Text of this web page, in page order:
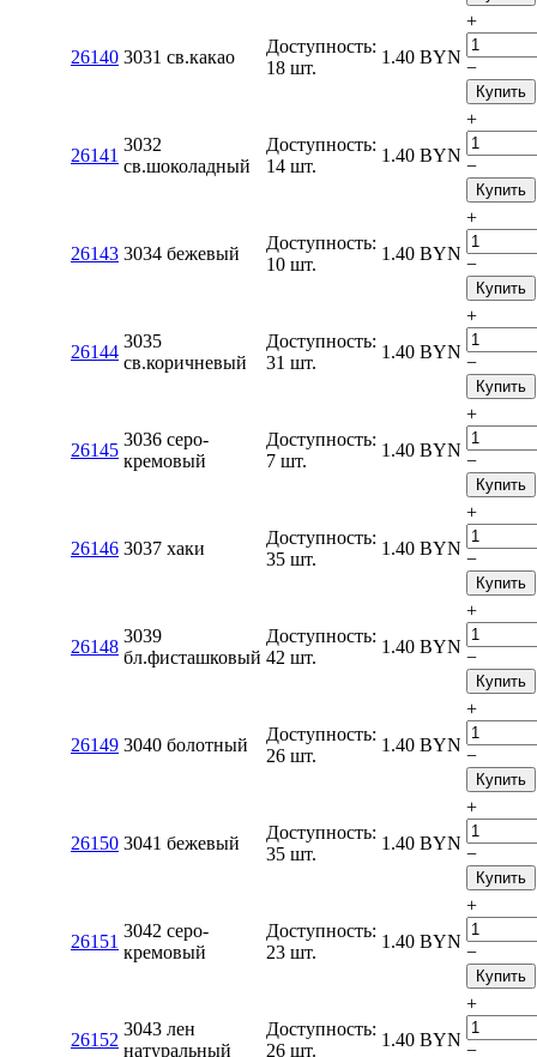
26140 3031 св.какао
Доступность:
18 шт.
1.40 BYN
+
−
Купить
26141
3032
св.шоколадный
Доступность:
14 шт.
1.40 BYN
+
−
Купить
26143 3034 бежевый
Доступность:
10 шт.
1.40 BYN
+
−
Купить
26144
3035
св.коричневый
Доступность:
31 шт.
1.40 BYN
+
−
Купить
26145
3036 серо-
кремовый
Доступность:
7 шт.
1.40 BYN
+
−
Купить
26146 3037 хаки
Доступность:
35 шт.
1.40 BYN
+
−
Купить
26148
3039
бл.фисташковый
Доступность:
42 шт.
1.40 BYN
+
−
Купить
26149 3040 болотный
Доступность:
26 шт.
1.40 BYN
+
−
Купить
26150 3041 бежевый
Доступность:
35 шт.
1.40 BYN
+
−
Купить
26151
3042 серо-
кремовый
Доступность:
23 шт.
1.40 BYN
+
−
Купить
26152
3043 лен
натуральный
Доступность:
26 шт.
1.40 BYN
+
−